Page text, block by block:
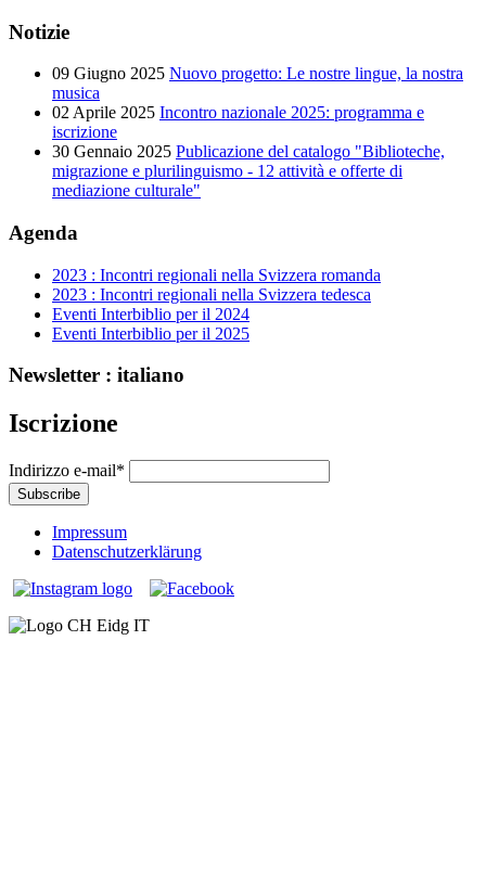
Notizie
09 Giugno 2025 Nuovo progetto: Le nostre lingue, la nostra
musica
02 Aprile 2025 Incontro nazionale 2025: programma e
iscrizione
30 Gennaio 2025 Publicazione del catalogo "Biblioteche,
migrazione e plurilinguismo - 12 attività e offerte di
mediazione culturale"
Agenda
2023 : Incontri regionali nella Svizzera romanda
2023 : Incontri regionali nella Svizzera tedesca
Eventi Interbiblio per il 2024
Eventi Interbiblio per il 2025
Newsletter : italiano
Iscrizione
Indirizzo e-mail*
Impressum
Datenschutzerklärung